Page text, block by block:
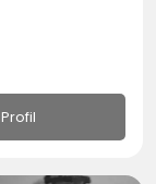
Profil